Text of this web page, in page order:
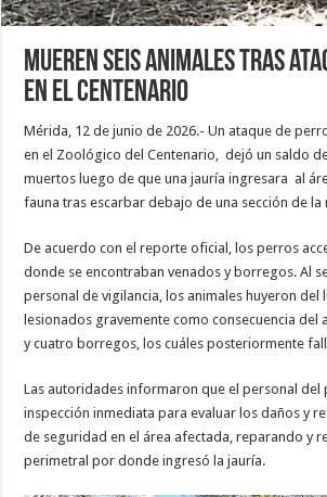
Mueren seis animales tras
en el Centenario
Mérida, 12 de junio de 2026.- Un ataque de
en el Zoológico del Centenario, dejó un saldo
muertos luego de que una jauría ingresara al
fauna tras escarbar debajo de una sección de
De acuerdo con el reporte oficial, los perros
donde se encontraban venados y borregos. Al
personal de vigilancia, los animales huyeron del
lesionados gravemente como consecuencia del
y cuatro borregos, los cuáles posteriormente
Las autoridades informaron que el personal del
inspección inmediata para evaluar los daños y
de seguridad en el área afectada, reparando y
perimetral por donde ingresó la jauría.